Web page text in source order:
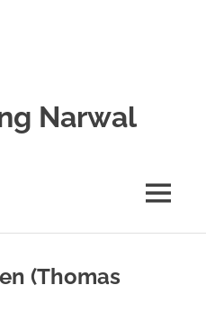
Narwal
MENU
(Thomas